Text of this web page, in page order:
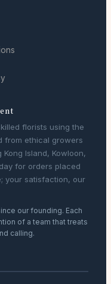
florists using the
from ethical growers
Island, Kowloon,
for orders placed
your satisfaction, our
our founding. Each
of a team that treats
calling.